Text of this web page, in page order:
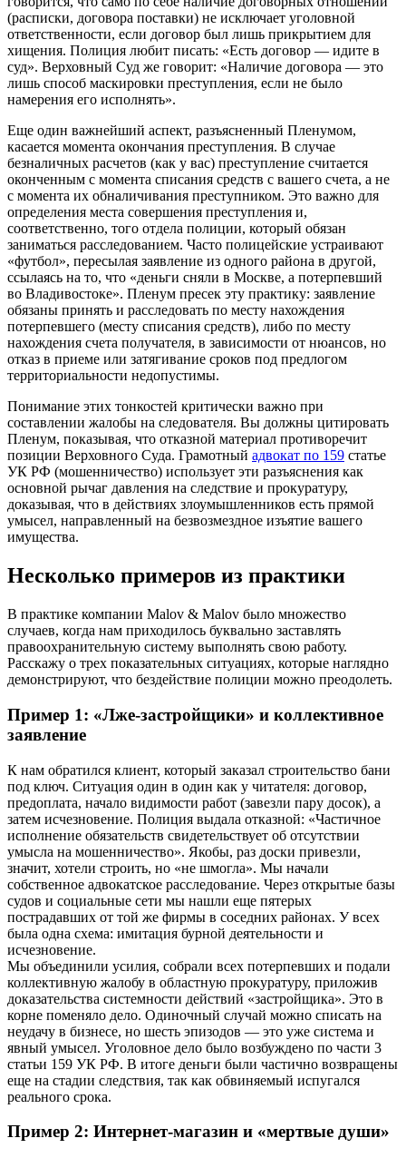
(расписки, договора поставки) не исключает уголовной
ответственности, если договор был лишь прикрытием для
хищения. Полиция любит писать: «Есть договор — идите в
суд». Верховный Суд же говорит: «Наличие договора — это
лишь способ маскировки преступления, если не было
намерения его исполнять».
Еще один важнейший аспект, разъясненный Пленумом,
касается момента окончания преступления. В случае
безналичных расчетов (как у вас) преступление считается
оконченным с момента списания средств с вашего счета, а не
с момента их обналичивания преступником. Это важно для
определения места совершения преступления и,
соответственно, того отдела полиции, который обязан
заниматься расследованием. Часто полицейские устраивают
«футбол», пересылая заявление из одного района в другой,
ссылаясь на то, что «деньги сняли в Москве, а потерпевший
во Владивостоке». Пленум пресек эту практику: заявление
обязаны принять и расследовать по месту нахождения
потерпевшего (месту списания средств), либо по месту
нахождения счета получателя, в зависимости от нюансов, но
отказ в приеме или затягивание сроков под предлогом
территориальности недопустимы.
Понимание этих тонкостей критически важно при
составлении жалобы на следователя. Вы должны цитировать
Пленум, показывая, что отказной материал противоречит
позиции Верховного Суда. Грамотный адвокат по 159 статье
УК РФ (мошенничество) использует эти разъяснения как
основной рычаг давления на следствие и прокуратуру,
доказывая, что в действиях злоумышленников есть прямой
умысел, направленный на безвозмездное изъятие вашего
имущества.
Несколько примеров из практики
В практике компании Malov & Malov было множество
случаев, когда нам приходилось буквально заставлять
правоохранительную систему выполнять свою работу.
Расскажу о трех показательных ситуациях, которые наглядно
демонстрируют, что бездействие полиции можно преодолеть.
Пример 1: «Лже-застройщики» и коллективное
заявление
К нам обратился клиент, который заказал строительство бани
под ключ. Ситуация один в один как у читателя: договор,
предоплата, начало видимости работ (завезли пару досок), а
затем исчезновение. Полиция выдала отказной: «Частичное
исполнение обязательств свидетельствует об отсутствии
умысла на мошенничество». Якобы, раз доски привезли,
значит, хотели строить, но «не шмогла». Мы начали
собственное адвокатское расследование. Через открытые базы
судов и социальные сети мы нашли еще пятерых
пострадавших от той же фирмы в соседних районах. У всех
была одна схема: имитация бурной деятельности и
исчезновение.
Мы объединили усилия, собрали всех потерпевших и подали
коллективную жалобу в областную прокуратуру, приложив
доказательства системности действий «застройщика». Это в
корне поменяло дело. Одиночный случай можно списать на
неудачу в бизнесе, но шесть эпизодов — это уже система и
явный умысел. Уголовное дело было возбуждено по части 3
статьи 159 УК РФ. В итоге деньги были частично возвращены
еще на стадии следствия, так как обвиняемый испугался
реального срока.
Пример 2: Интернет-магазин и «мертвые души»